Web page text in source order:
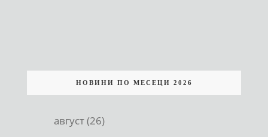
НОВИНИ ПО МЕСЕЦИ 2026
август (26)